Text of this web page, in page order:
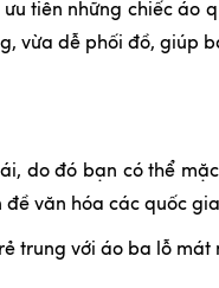
tiên những chiếc áo
vừa dễ phối đồ, giúp
do đó bạn có thể
văn hóa các quốc